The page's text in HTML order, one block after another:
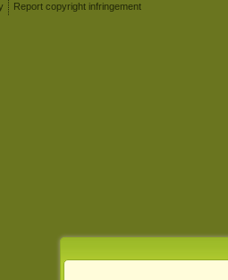
Report copyright infringement